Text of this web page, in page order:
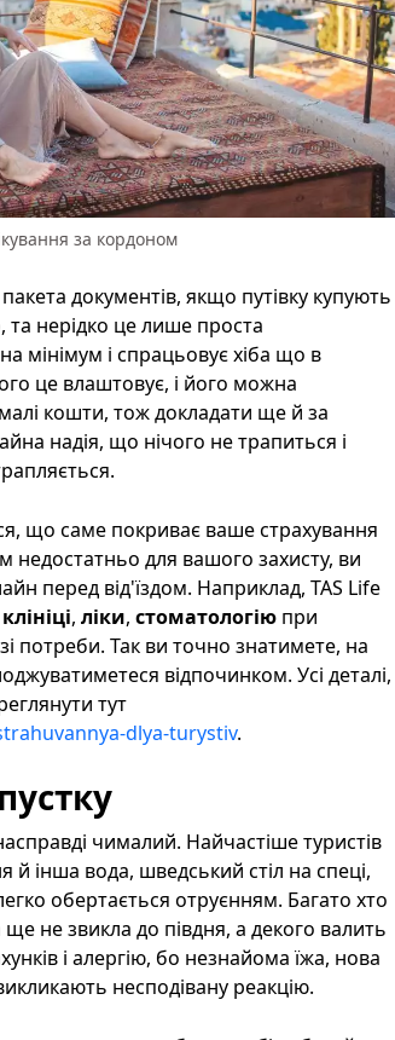
за кордоном
документів, якщо путівку купують
та нерідко це лише проста
мінімум і спрацьовує хіба що в
це влаштовує, і його можна
кошти, тож докладати ще й за
надія, що нічого не трапиться і
що саме покриває ваше страхування
недостатньо для вашого захисту, ви
перед від'їздом. Наприклад, TAS Life
, ліки, стоматологію при
потреби. Так ви точно знатимете, на
відпочинком. Усі деталі,
тут
dlya-turystiv.
чималий. Найчастіше туристів
інша вода, шведський стіл на спеці,
обертається отруєнням. Багато хто
не звикла до півдня, а декого валить
і алергію, бо незнайома їжа, нова
несподівану реакцію.